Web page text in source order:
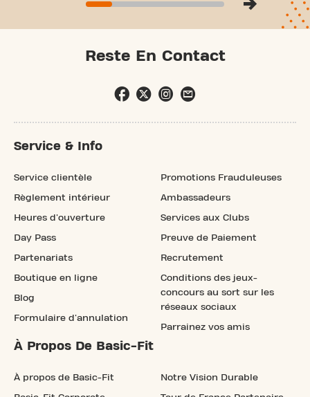
Reste En Contact
Service & Info
Service clientèle
Règlement intérieur
Heures d'ouverture
Day Pass
Partenariats
Boutique en ligne
Blog
Formulaire d'annulation
Promotions Frauduleuses
Ambassadeurs
Services aux Clubs
Preuve de Paiement
Recrutement
Conditions des jeux-
concours au sort sur les
réseaux sociaux
Parrainez vos amis
À Propos De Basic-Fit
À propos de Basic-Fit Notre Vision Durable